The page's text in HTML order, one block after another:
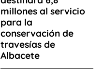
millones al servicio
para la
conservación de
travesías de
Albacete